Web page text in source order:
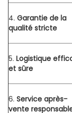
4. Garantie de la
qualité stricte
5. Logistique
et sûre
6. Service après-
vente